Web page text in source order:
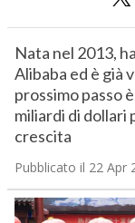
Nata nel 2013,
Alibaba ed è già
prossimo passo
miliardi di
crescita
Pubblicato il 22 Apr